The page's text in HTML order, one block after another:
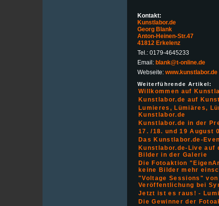
Kontakt:
Kunstlabor.de
Georg Blank
Anton-Heinen-Str.47
41812 Erkelenz
Tel.: 0179-4645233
Email: blank@t-online.de
Webseite: www.kunstlabor.de
Weiterführende Artikel:
Willkommen auf
Kunstlabor.de auf
Lumieres, Lümiäres,
Kunstlabor.de
Kunstlabor.de in der
17. /18. und 19 August
Das Kunstlabor.de-
Kunstlabor.de-Live auf
Bilder in der Galerie
Die Fotoaktion
keine Bilder mehr
"Voltage Sessions"
Veröffentlichung bei
Jetzt ist es raus! -
Die Gewinner der